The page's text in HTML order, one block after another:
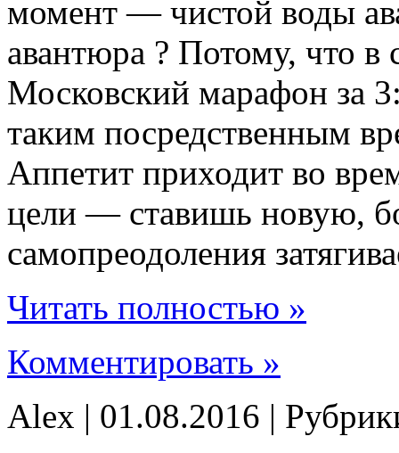
момент — чистой воды
авантюра ? Потому, что в
Московский марафон за
таким посредственным
Аппетит приходит во
цели — ставишь новую,
самопреодоления
Читать полностью »
Комментировать »
Alex | 01.08.2016 |